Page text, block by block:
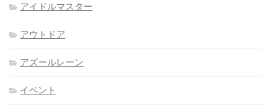
アイドルマスター
アウトドア
アズールレーン
イベント